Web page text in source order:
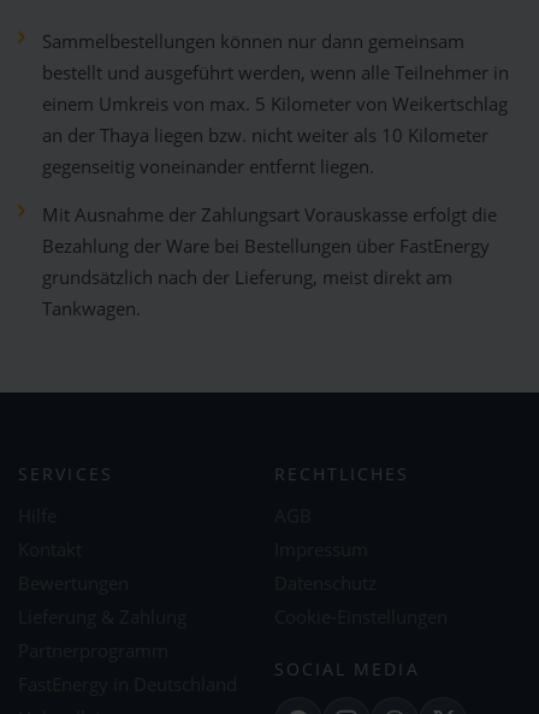
Sammelbestellungen können nur dann gemeinsam
bestellt und ausgeführt werden, wenn alle Teilnehmer in
einem Umkreis von max. 5 Kilometer von Weikertschlag
an der Thaya liegen bzw. nicht weiter als 10 Kilometer
gegenseitig voneinander entfernt liegen.
Mit Ausnahme der Zahlungsart Vorauskasse erfolgt die
Bezahlung der Ware bei Bestellungen über FastEnergy
grundsätzlich nach der Lieferung, meist direkt am
Tankwagen.
SERVICES RECHTLICHES
SOCIAL MEDIA